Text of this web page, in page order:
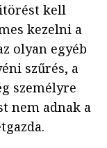
kell
kezelni a
olyan egyéb
szűrés, a
személyre
nem adnak a